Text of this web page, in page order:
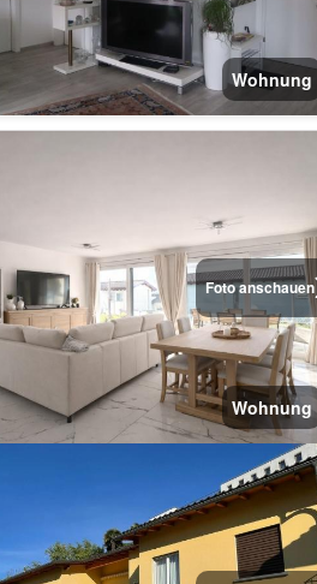
Wohnung
Foto anschauen
Wohnung